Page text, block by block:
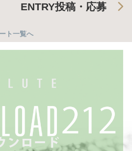
ENTRY投稿・応募
ト一覧へ